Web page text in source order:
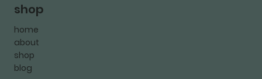
shop
home
about
shop
blog